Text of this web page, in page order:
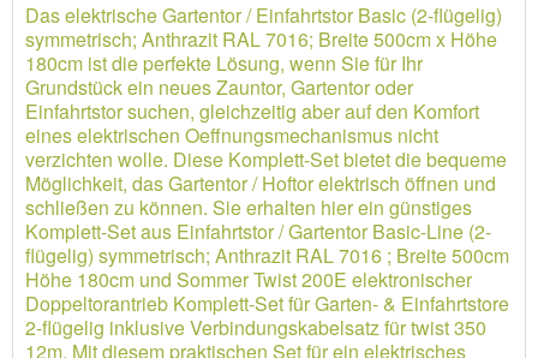
Das elektrische Gartentor / Einfahrtstor Basic (2-flügelig)
symmetrisch; Anthrazit RAL 7016; Breite 500cm x Höhe
180cm ist die perfekte Lösung, wenn Sie für Ihr
Grundstück ein neues Zauntor, Gartentor oder
Einfahrtstor suchen, gleichzeitig aber auf den Komfort
eines elektrischen Oeffnungsmechanismus nicht
verzichten wolle. Diese Komplett-Set bietet die bequeme
Möglichkeit, das Gartentor / Hoftor elektrisch öffnen und
schließen zu können. Sie erhalten hier ein günstiges
Komplett-Set aus Einfahrtstor / Gartentor Basic-Line (2-
flügelig) symmetrisch; Anthrazit RAL 7016 ; Breite 500cm
Höhe 180cm und Sommer Twist 200E elektronischer
Doppeltorantrieb Komplett-Set für Garten- & Einfahrtstore
2-flügelig inklusive Verbindungskabelsatz für twist 350
12m. Mit diesem praktischen Set für ein elektrisches